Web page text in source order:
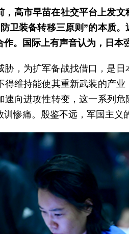
，高市早苗在社交平台上发
卫装备转移三原则”的本质
作。国际上有声音认为，日
胁，为扩军备战找借口，是
得维持能使其重新武装的产
速向进攻性转变，这一系列
惨痛。殷鉴不远，军国主义